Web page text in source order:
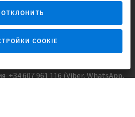
+34 607 961 116 (Viber, WhatsApp,
ОТКЛОНИТЬ
COOKIE